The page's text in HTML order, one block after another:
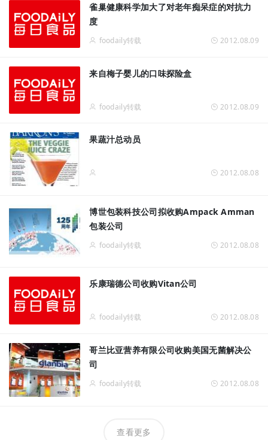
雀巢健康科学加大了对老年痴呆症的对抗力
度
foodaily转载 2012.08.09
来自梅子婴儿的口味探险盒
foodaily转载 2012.08.09
果蔬汁总动员
2012.08.08
博世包装科技公司拟收购Ampack Amman
包装公司
foodaily转载 2012.08.08
乐康瑞德公司收购Vitan公司
foodaily转载 2012.08.08
哥兰比亚营养有限公司收购美国无菌解决公
司
foodaily转载 2012.08.08
查看更多